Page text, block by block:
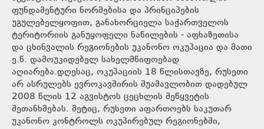
ფუნდამენტური ნორმებისა და პრინციპების
უგულებელყოფით, განახორციელა საქართველოს
ტერიტორიის განუყოფელი ნაწილების - აფხაზეთისა
და ცხინვალის რეგიონების უკანონო ოკუპაცია და მათი
ე.წ. დამოუკიდებელ სახელმწიფოებად
აღიარება.დღესაც, ოკუპაციის 18 წლისთავზე, რუსეთი
არ ასრულებს ევროკავშირის შუამავლობით დადებულ
2008 წლის 12 აგვისტოს ცეცხლის შეწყვეტის
შეთანხმებას. მეტიც, რუსეთი აფართოებს საკუთარ
უკანონო კონტროლს ოკუპირებულ რეგიონებში,